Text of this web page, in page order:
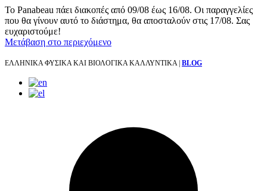
Το Panabeau πάει διακοπές από 09/08 έως 16/08. Οι παραγγελίες
που θα γίνουν αυτό το διάστημα, θα αποσταλούν στις 17/08. Σας
ευχαριστούμε!
Μετάβαση στο περιεχόμενο
ΕΛΛΗΝΙΚΑ ΦΥΣΙΚΑ ΚΑΙ ΒΙΟΛΟΓΙΚΑ ΚΑΛΛΥΝΤΙΚΑ | BLOG